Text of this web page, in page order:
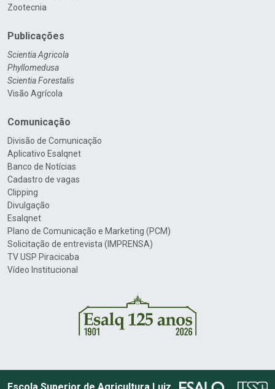
Zootecnia
Publicações
Scientia Agricola
Phyllomedusa
Scientia Forestalis
Visão Agrícola
Comunicação
Divisão de Comunicação
Aplicativo Esalqnet
Banco de Notícias
Cadastro de vagas
Clipping
Divulgação
Esalqnet
Plano de Comunicação e Marketing (PCM)
Solicitação de entrevista (IMPRENSA)
TV USP Piracicaba
Vídeo Institucional